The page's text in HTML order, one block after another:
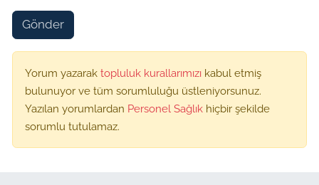
Gönder
Yorum yazarak topluluk kurallarımızı kabul etmiş
bulunuyor ve tüm sorumluluğu üstleniyorsunuz.
Yazılan yorumlardan Personel Sağlık hiçbir şekilde
sorumlu tutulamaz.